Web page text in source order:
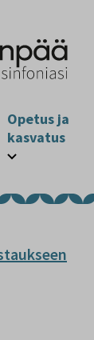
Opetus ja
kasvatus